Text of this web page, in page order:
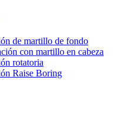
de martillo de fondo
con martillo en cabeza
rotatoria
Raise Boring